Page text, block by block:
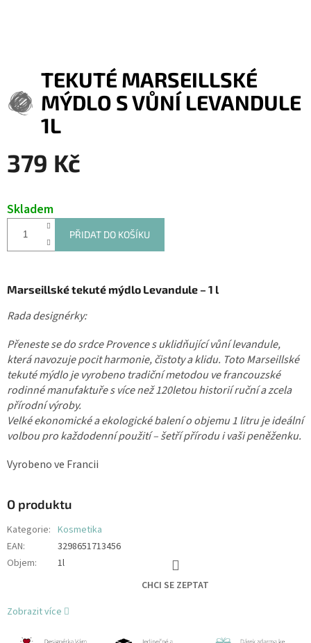
TEKUTÉ MARSEILLSKÉ
MÝDLO S VŮNÍ LEVANDULE
1L
379 Kč
Skladem
PŘIDAT DO KOŠÍKU
Marseillské tekuté mýdlo Levandule – 1 l
Rada designérky:
Přeneste se do srdce Provence s uklidňující vůní levandule,
která navozuje pocit harmonie, čistoty a klidu. Toto Marseillské
tekuté mýdlo je vyrobeno tradiční metodou ve francouzské
rodinné manufaktuře s více než 120letou historií ruční a zcela
přírodní výroby.
Velké ekonomické a ekologické balení o objemu 1 litru je ideální
volbou pro každodenní použití – šetří přírodu i vaši peněženku.
Vyrobeno ve Francii
O produktu
Kategorie: Kosmetika
EAN:
3298651713456
Objem:
1l
CHCI SE ZEPTAT
Zobrazit více